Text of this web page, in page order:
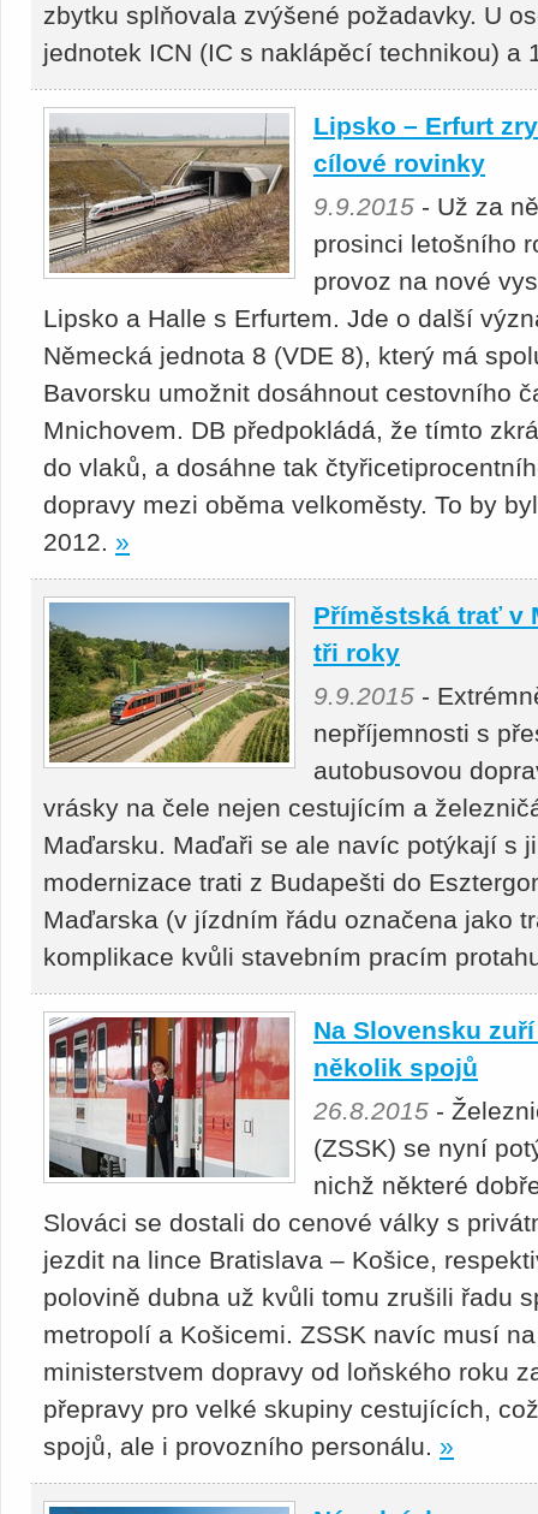
zbytku splňovala zvýšené požadavky. U
jednotek ICN (IC s naklápěcí technikou) a
Lipsko – Erfurt
cílové rovinky
9.9.2015 - Už za
prosinci letošního
provoz na nové
Lipsko a Halle s Erfurtem. Jde o další
Německá jednota 8 (VDE 8), který má
Bavorsku umožnit dosáhnout cestovního
Mnichovem. DB předpokládá, že tímto
do vlaků, a dosáhne tak
dopravy mezi oběma velkoměsty. To by
2012. »
Příměstská trať v
tři roky
9.9.2015 -
nepříjemnosti s
autobusovou
vrásky na čele nejen cestujícím a
Maďarsku. Maďaři se ale navíc potýkají s
modernizace trati z Budapešti do
Maďarska (v jízdním řádu označena jako
komplikace kvůli stavebním pracím
Na Slovensku
několik spojů
26.8.2015 -
(ZSSK) se nyní
nichž některé
Slováci se dostali do cenové války s
jezdit na lince Bratislava – Košice,
polovině dubna už kvůli tomu zrušili řadu
metropolí a Košicemi. ZSSK navíc musí
ministerstvem dopravy od loňského roku
přepravy pro velké skupiny cestujících,
spojů, ale i provozního personálu. »